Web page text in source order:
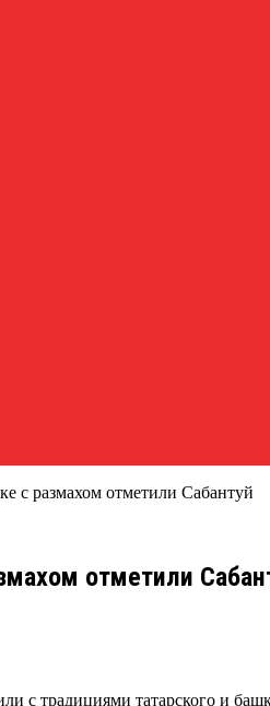
с размахом отметили Сабантуй
отметили
с традициями татарского и